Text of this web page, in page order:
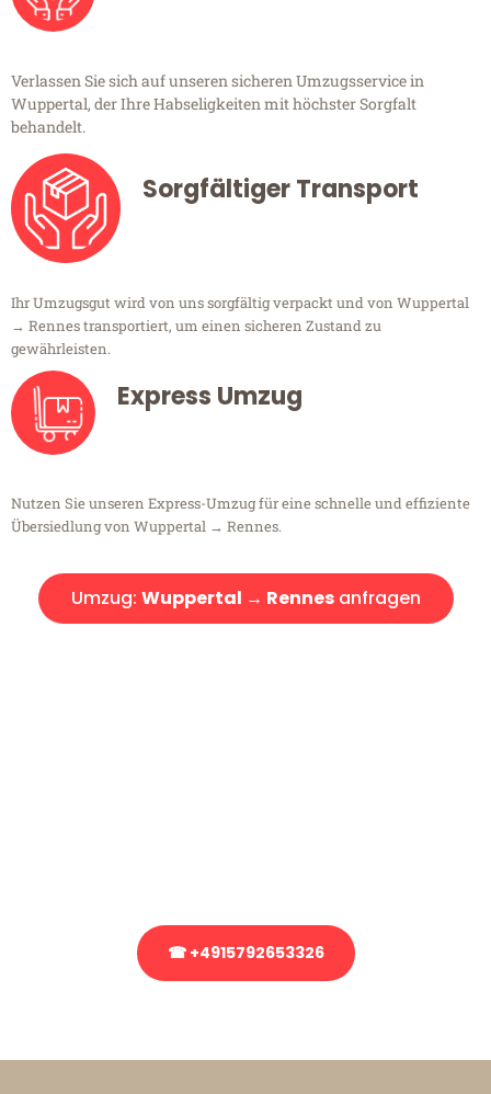
Verlassen Sie sich auf unseren sicheren Umzugsservice in
Wuppertal, der Ihre Habseligkeiten mit höchster Sorgfalt
behandelt.
Sorgfältiger Transport
Ihr Umzugsgut wird von uns sorgfältig verpackt und von Wuppertal
→ Rennes transportiert, um einen sicheren Zustand zu
gewährleisten.
Express Umzug
Nutzen Sie unseren Express-Umzug für eine schnelle und effiziente
Übersiedlung von Wuppertal → Rennes.
Umzug: Wuppertal → Rennesanfragen
☎ +4915792653326